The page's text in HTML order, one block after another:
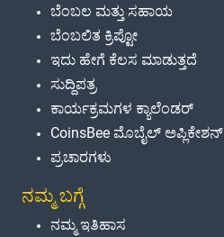
ಬೆಂಬಲ ಮತ್ತು ಸಹಾಯ
ಬೆಂಬಲಿತ ಕ್ರಿಪ್ಟೋ
ಇದು ಹೇಗೆ ಕೆಲಸ ಮಾಡುತ್ತದೆ
ಸುದ್ದಿಪತ್ರ
ಕಾರ್ಯಕ್ರಮಗಳ ಕ್ಯಾಲೆಂಡರ್
CoinsBee ಮೊಬೈಲ್ ಅಪ್ಲಿಕೇಶನ್
ಪ್ರಚಾರಗಳು
ನಮ್ಮ ಬಗ್ಗೆ
ನಮ್ಮ ಇತಿಹಾಸ